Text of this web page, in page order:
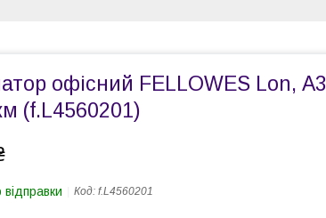
офісний FELLOWES Lon, А3
(f.L4560201)
Код: f.L4560201